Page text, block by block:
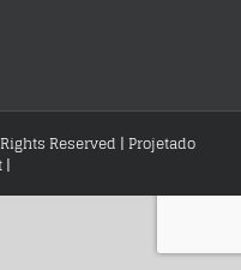
Reserved | Projetado
|